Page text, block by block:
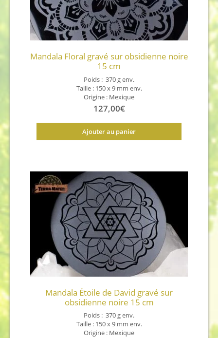
Mandala Floral gravé sur obsidienne noire
15 cm
Poids : 370 g env.
Taille : 150 x 9 mm env.
Origine : Mexique
127,00€
Ajouter au panier
Mandala Étoile de David gravé sur
obsidienne noire 15 cm
Poids : 370 g env.
Taille : 150 x 9 mm env.
Origine : Mexique